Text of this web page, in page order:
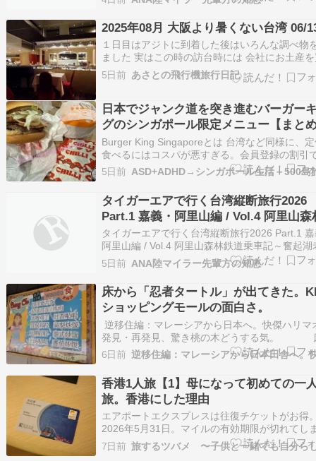
comloy labo -walking around the world- 続きを
2025年08月 大阪より暑くない台湾 06/
１日目はアジトに到着した後はいろんな調べ物
ました 実はこの時の訪台時には 会社にお土産
てゆくつもりでした 最後の最後なのでまあね
は買ってないんですが よく話をする人たちにだ
あったのですが 今回は台湾での評判が良…
5日前 あさとの飛行機旅行日記
日本でジャンク道を突き進むバーガー
グのシンガポール限定メニュー【まと
Burger King Singaporeとは 台湾など同様に、
食べるにはコスパが悪すぎる。会員登録の割引
べるのが基本、のバーガーチェーンです。日本
売商品あります。 バーガーを注文したらクリー
ース系だろ […]
5日前 ASD+ADHD→シンガポール生活＋500島
タイガーエアで行く台湾縦断旅行2026
Part.1 嘉義・阿里山編 / Vol.4 阿里山森
道乗車記～奮起湖老街と名物「奮起湖
（駅弁）」を楽しむ～
タイガーエアで行く台湾縦断旅行2026 Part.1
阿里山編 / Vol.4 阿里山森林鉄道乗車記～奮起湖
と名物「奮起湖便當（駅弁）」を楽しむ～ -
labo -walking around the world- 続きを読む
5日前 ANA陸マイラー先輩方の知恵
床から「忍者タートル」が出てきた。
ショッピングモールの面白さ。
逆移住編：マレーシアから日本へ。快傑ハリマ
発見・再発見、驚き桃の木どうする気。
ら「忍者タートル」が出てきた。KLのショッピ
モールの面白さ。中国系マレーシア人がマレー
の国を動かしていると言っても過言じゃないほ
経済面では活躍しています。黒…
6日前
香港1人旅【1】母になって初めての一
旅。香港にした理由
エアポートエクスプレスは往復チケットがお得
2026年5月31日。マイルの有効期限が切れてし
日だった。無料の範囲内で発券できる航空券は
だけ。ご無沙汰だった一人旅を再開するには格
7日前